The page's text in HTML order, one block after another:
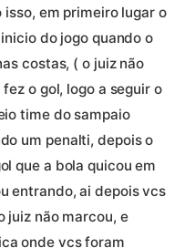
em primeiro lugar o
do jogo quando o
costas, ( o juiz não
o gol, logo a seguir o
time do sampaio
um penalti, depois o
que a bola quicou em
entrando, ai depois vcs
juiz não marcou, e
onde vcs foram